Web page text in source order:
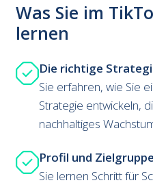
Was Sie im
lernen
Die richtige
Sie erfahren, wie Sie
Strategie entwickeln,
nachhaltiges
Profil und
Sie lernen Schritt für